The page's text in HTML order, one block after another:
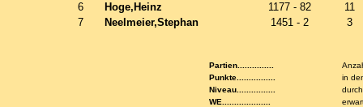
6
Hoge,Heinz 1177 - 82
11
7
Neelmeier,Stephan 1451 - 2 3
Partien...............
Punkte................
in
Niveau................
WE....................